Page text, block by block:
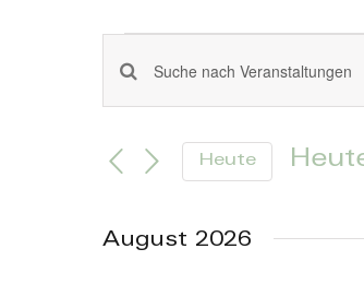
Such-
und
Geben
Sie
Schlüsselwort.
Veranstaltungen
Heute
August 2026